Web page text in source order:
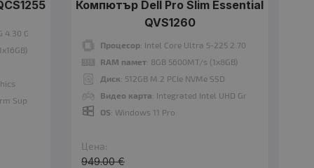
Процесор : Intel Core i5-14400 1.80 GHz, 20 MB cache
4.30 GHz, 16 MB cache
Support)
Компютър Dell Pro Slim Essential
QVS1260
Процесор: Intel Core Ultra 5-225 2.70 GHz, 20 MB
RAM памет: 8GB 5600MT/s (1x8GB)
Диск: 512GB M.2 PCIe NVMe SSD
Видео карта: Integrated Intel UHD Graphics
OS: Windows 11 Pro
Цена:
949.00 €